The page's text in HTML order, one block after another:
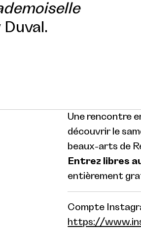
Une rencontre
découvrir le
beaux-arts de
Entrez libres
entièrement
Compte
https://